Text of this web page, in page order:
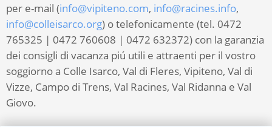
per e-mail (info@vipiteno.com, info@racines.info,
info@colleisarco.org) o telefonicamente (tel. 0472
765325 | 0472 760608 | 0472 632372) con la garanzia
dei consigli di vacanza piú utili e attraenti per il vostro
soggiorno a Colle Isarco, Val di Fleres, Vipiteno, Val di
Vizze, Campo di Trens, Val Racines, Val Ridanna e Val
Giovo.